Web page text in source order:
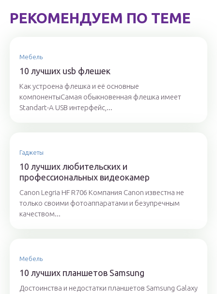
РЕКОМЕНДУЕМ ПО ТЕМЕ
Мебель
10 лучших usb флешек
Как устроена флешка и её основные
компонентыСамая обыкновенная флешка имеет
Standart-A USB интерфейс,...
Гаджеты
10 лучших любительских и
профессиональных видеокамер
Canon Legria HF R706 Компания Canon известна не
только своими фотоаппаратами и безупречным
качеством...
Мебель
10 лучших планшетов Samsung
Достоинства и недостатки планшетов Samsung Galaxy